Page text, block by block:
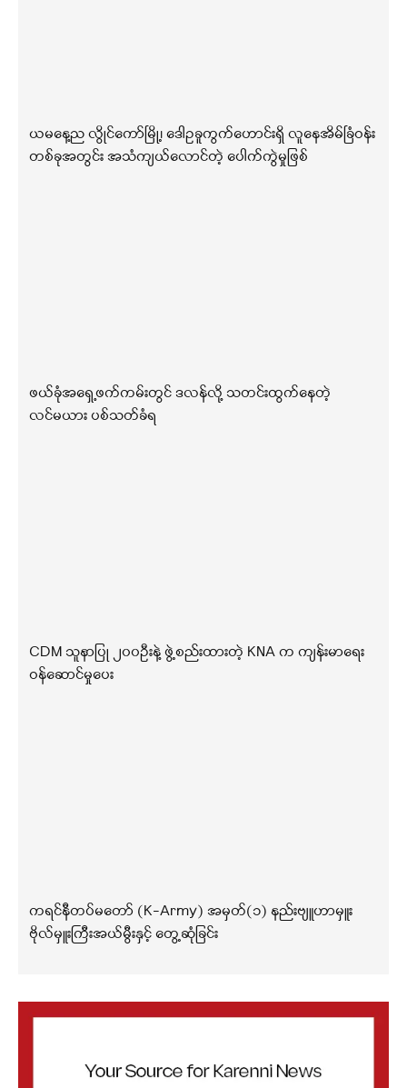
ယမနေ့ည လွိုင်ကော်မြို့၊ ဒေါဥခူကွက်ဟောင်းရှိ လူနေအိမ်ခြံဝန်း
တစ်ခုအတွင်း အသံကျယ်လောင်တဲ့ ပေါက်ကွဲမှုဖြစ်
ဖယ်ခုံအရှေ့ဖက်ကမ်းတွင် ဒလန်လို့ သတင်းထွက်နေတဲ့
လင်မယား ပစ်သတ်ခံရ
CDM သူနာပြု ၂၀၀ဦးနဲ့ ဖွဲ့စည်းထားတဲ့ KNA က ကျန်းမာရေး
ဝန်ဆောင်မှုပေး
ကရင်နီတပ်မတော် (K-Army) အမှတ်(၁) နည်းဗျူဟာမှူး
ဗိုလ်မှူးကြီးအယ်မွီးနှင့် တွေ့ဆုံခြင်း